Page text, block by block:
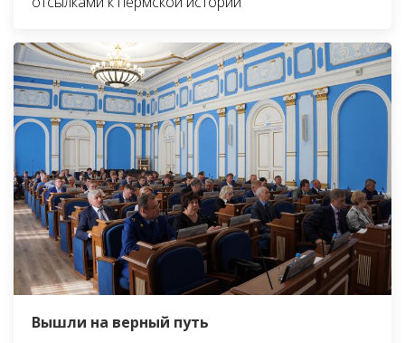
Вышли на верный путь